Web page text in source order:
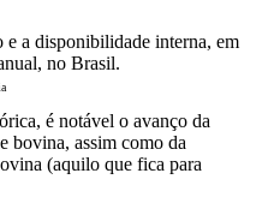
e a disponibilidade interna, em
no Brasil.
é notável o avanço da
bovina, assim como da
(aquilo que fica para